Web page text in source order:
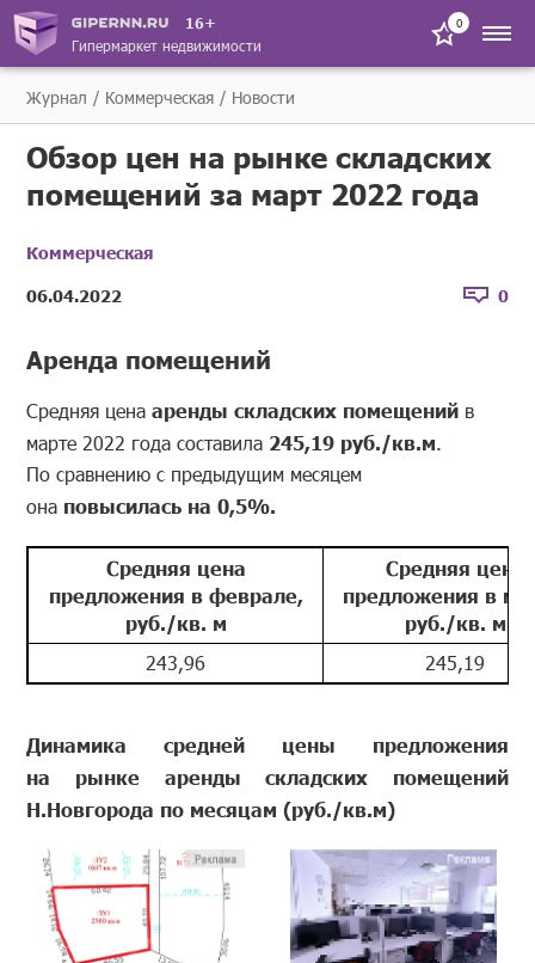
16+
Гипермаркет недвижимости
0
Журнал Коммерческая Новости
Обзор цен на рынке складских
помещений за март 2022 года
Коммерческая
06.04.2022
0
Аренда помещений
Средняя ценааренды складских помещений в
марте 2022 года составила 245,19 руб./кв.м.
По сравнению с предыдущим месяцем
она повысилась на 0,5%.
Средняя цена
предложения в феврале,
руб./кв. м
Средняя цена
предложения в
руб./кв. м
243,96 245,19
Динамика средней цены предложения
на рынке аренды складских помещений
Н.Новгорода по месяцам (руб./кв.м)